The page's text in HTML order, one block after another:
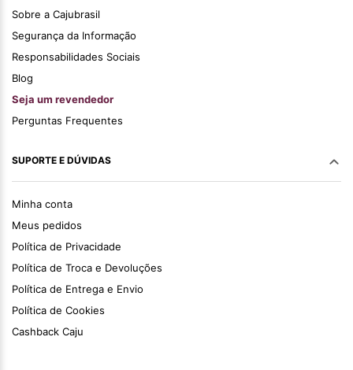
Sobre a Cajubrasil
Segurança da Informação
Responsabilidades Sociais
Blog
Seja um revendedor
Perguntas Frequentes
SUPORTE E DÚVIDAS
Minha conta
Meus pedidos
Política de Privacidade
Política de Troca e Devoluções
Política de Entrega e Envio
Política de Cookies
Cashback Caju